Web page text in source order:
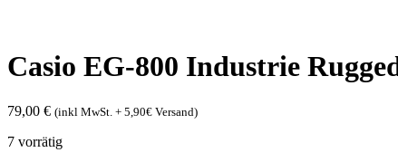
Casio EG-800 Industrie
79,00 € (inkl MwSt. + 5,90€ Versand)
7 vorrätig